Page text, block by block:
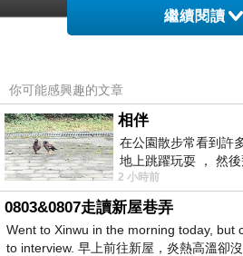
舍監跟風買辦，弄來夯鍋一
繼續閱讀
你可能感興趣的文章
相伴
在公園散步常看到許
地上跳躍玩耍 ， 然
上，它們身軀是咖啡
2 小時前
0803&0807走讀新屋巷弄
Went to Xinwu in the morning today, but
to interview. 早上前往新屋，炎熱高溫卻